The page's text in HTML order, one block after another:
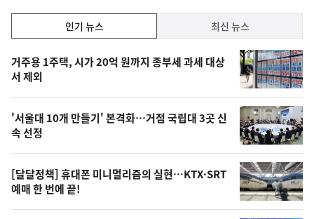
락
기,
최
신,
오
늘
의
영
상
인기 뉴스 최신 뉴스
기
뉴
스
거주용 1주택, 시가 20억 원까지 종부세 과세 대상
서 제외
'서울대 10개 만들기' 본격화…거점 국립대 3곳 신
속 선정
[달달정책] 휴대폰 미니멀리즘의 실현…KTX·SRT
예매 한 번에 끝!